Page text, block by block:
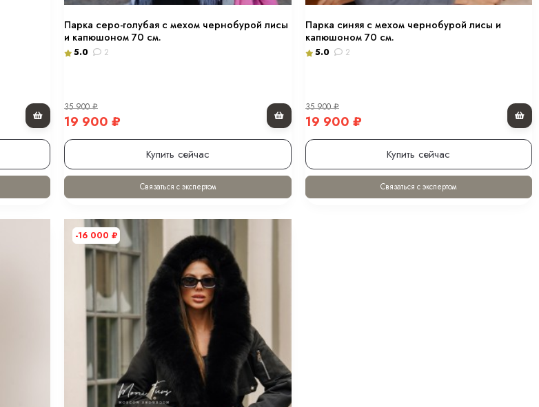
Парка серо-голубая с мехом чернобурой лисы
и капюшоном 70 см.
5.0 2
35 900₽
19 900₽
Купить сейчас
Связаться с экспертом
Парка синяя с мехом чернобурой лисы и
капюшоном 70 см.
5.0 2
35 900₽
19 900 ₽
Купить сейчас
Связаться с экспертом
-16 000₽